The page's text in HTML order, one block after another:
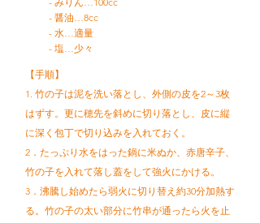
- 醤油…8cc
- 水…適量
- 塩…少々
【手順】
1. 竹の子は泥を洗い落とし、外側の皮を2～3枚
はずす。更に穂先を斜めに切り落とし、皮に縦
に深く包丁で切り込みを入れておく。
2．たっぷり水をはった鍋に米ぬか、赤唐辛子、
竹の子を入れて落し蓋をして強火にかける。
3．沸騰し始めたら弱火に切り替え約30分加熱す
る。竹の子の太い部分に竹串が通ったら火を止